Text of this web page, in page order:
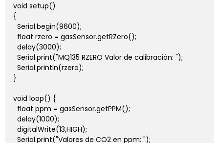
void setup()
{
  Serial.begin(9600);
  float rzero = gasSensor.getRZero();
  delay(3000);
  Serial.print("MQ135 RZERO Valor de calibración: ");
  Serial.println(rzero);
}
void loop() {
  float ppm = gasSensor.getPPM();
  delay(1000);
  digitalWrite(13,HIGH);
  Serial.print("Valores de CO2 en ppm: ");